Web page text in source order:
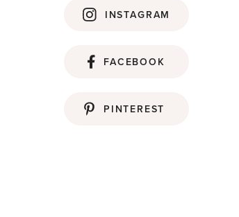
INSTAGRAM
FACEBOOK
PINTEREST